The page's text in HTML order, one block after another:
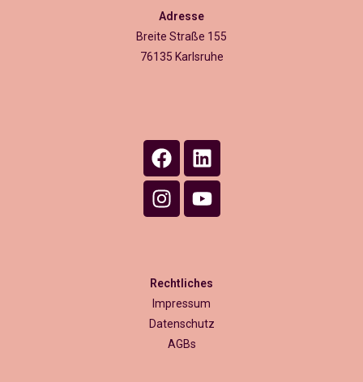
Adresse
Breite Straße 155
76135 Karlsruhe
Rechtliches
Impressum
Datenschutz
AGBs